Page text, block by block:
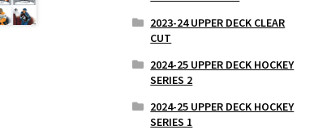
2023-24 UPPER DECK CLEAR
CUT
2024-25 UPPER DECK HOCKEY
SERIES 2
2024-25 UPPER DECK HOCKEY
SERIES 1